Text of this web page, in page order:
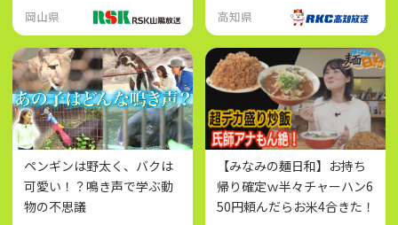
岡山県 高知県
ペンギンは野太く、バクは
可愛い！？鳴き声で学ぶ動
物の不思議
【みなみの麺日和】お持ち
帰り確定ｗ半々チャーハン6
50円頼んだらお米4合きた！